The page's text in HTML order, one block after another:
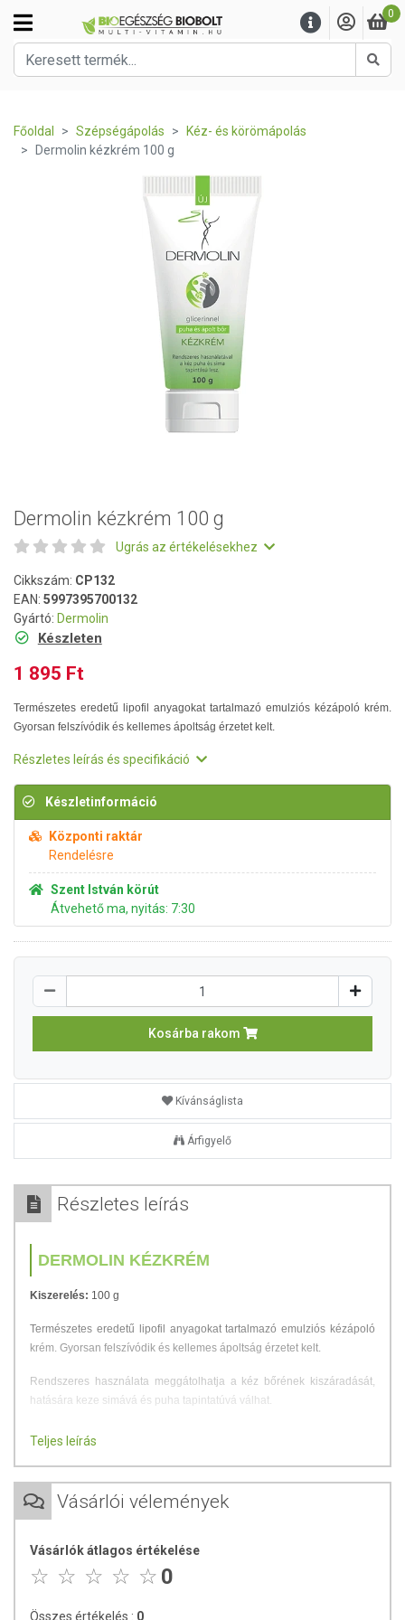
0
Főoldal Szépségápolás
Kéz- és körömápolás
Dermolin kézkrém 100 g
Dermolin kézkrém 100 g
Ugrás az értékelésekhez
Cikkszám: CP132
EAN: 5997395700132
Gyártó: Dermolin
Készleten
1 895 Ft
Természetes eredetű lipofil anyagokat tartalmazó emulziós kézápoló krém.
Gyorsan felszívódik és kellemes ápoltság érzetet kelt.
Részletes leírás és specifikáció
Készletinformáció
Központi raktár
Rendelésre
Szent István körút
Átvehető ma, nyitás: 7:30
Kosárba rakom
Kívánságlista
Árfigyelő
Részletes leírás
DERMOLIN KÉZKRÉM
Kiszerelés: 100 g
Természetes eredetű lipofil anyagokat tartalmazó emulziós kézápoló
krém. Gyorsan felszívódik és kellemes ápoltság érzetet kelt.
Rendszeres használata meggátolhatja a kéz bőrének kiszáradását,
hatására keze simává és puha tapintatúvá válhat.
Kamilla virág és körömvirág kivonatot, glicerint és 5% ureát tartalmaz.
A kezet naponta 1-2 alkalommal vékonyan kenjük be, és enyhe
takarása fokozza a krém hatását.
ÖSSZETEVŐK
Teljes leírás
Vásárlói vélemények
Vásárlók átlagos értékelése
0
Összes értékelés : 0